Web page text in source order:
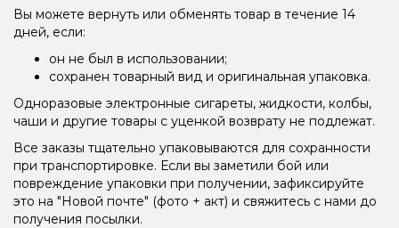
Вы можете вернуть или обменять товар в течение 14
дней, если:
он не был в использовании;
сохранен товарный вид и оригинальная упаковка.
Одноразовые электронные сигареты, жидкости, колбы,
чаши и другие товары с уценкой возврату не подлежат.
Все заказы тщательно упаковываются для сохранности
при транспортировке. Если вы заметили бой или
повреждение упаковки при получении, зафиксируйте
это на "Новой почте" (фото + акт) и свяжитесь с нами до
получения посылки.